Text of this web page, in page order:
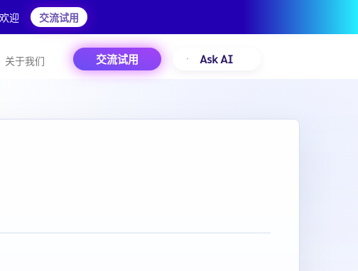
迎 交流试用
关于我们 交流试用 Ask AI